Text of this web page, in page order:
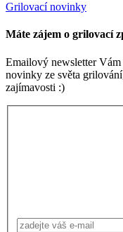
Grilovací novinky
Máte zájem o grilovací
Emailový newsletter Vám
novinky ze světa
zajímavosti :)